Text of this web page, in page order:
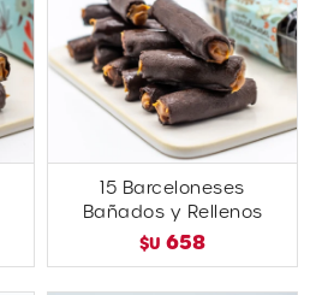
15 Barceloneses
Bañados y Rellenos
$U 658